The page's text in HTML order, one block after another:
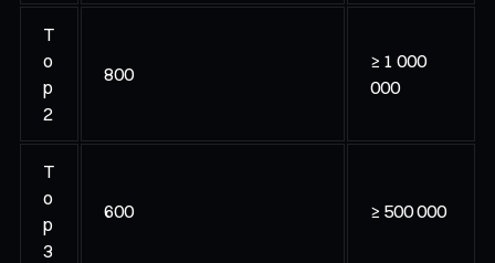
T
o
p
2
800
≥ 1 000
000
T
o
p
3
600 ≥ 500 000